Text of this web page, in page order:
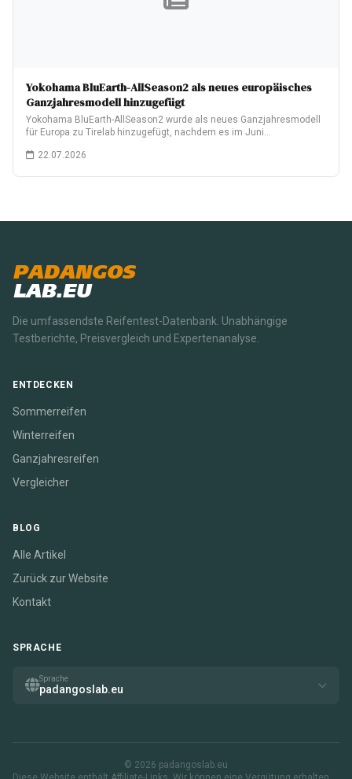
Yokohama BluEarth-AllSeason2 als neues europäisches
Ganzjahresmodell hinzugefügt
Yokohama BluEarth-AllSeason2 wurde als neues Ganzjahresmodell
für Europa zu Tirelab hinzugefügt, nachdem es im Juni…
22.07.2026
PADANGOS
LAB.EU
Die umfassendste Reifentest-Datenbank. Unabhängige
Testberichte, Preisvergleich und Expertenanalyse.
ENTDECKEN
Sommerreifen
Winterreifen
Ganzjahresreifen
Vergleicher
BLOG
Alle Artikel
Zurück zur Website
Kontakt
SPRACHE
Sprache
padangoslab.eu
© 2026 padangoslab.eu